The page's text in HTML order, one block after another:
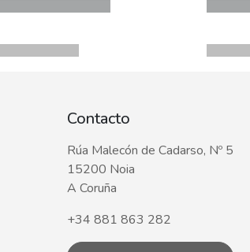
Contacto
Rúa Malecón de Cadarso, Nº 5
15200 Noia
A Coruña
+34 881 863 282